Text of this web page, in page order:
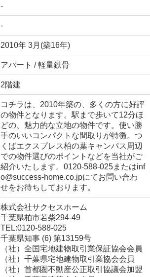
-
-
2010年 3月(築16年)
アパート / 軽量鉄骨
2階建
コチラは、2010年築の、多くの方に好評
の物件となります。駅まで歩いて12分ほ
どの、魅力的な立地の物件です。使い勝
手のいいコンパクトな間取りが特徴。つ
くばエクスプレス柏の葉キャンパス周辺
での物件選びのポイントなどを当社がご
紹介いたします。0120-588-025またはinf
o@success-home.co.jpにてお問い合わ
せをお待ちしております。
株式会社サクセスホーム
千葉県柏市若柴294-49
TEL:0120-588-025
千葉県知事 (6) 第13159号
（社）全国宅地建物取引業保証協会会員
（社）千葉県宅地建物取引業協会会員
（社）首都圏不動産公正取引協議会加盟